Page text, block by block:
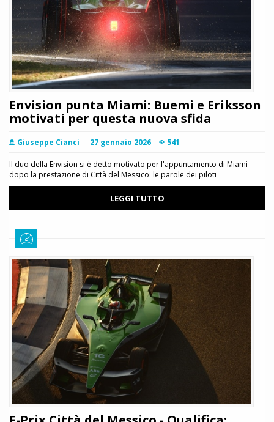
Envision punta Miami: Buemi e Eriksson
motivati per questa nuova sfida
Giuseppe Cianci 27 gennaio 2026 541
Il duo della Envision si è detto motivato per l'appuntamento di Miami
dopo la prestazione di Città del Messico: le parole dei piloti
LEGGI TUTTO